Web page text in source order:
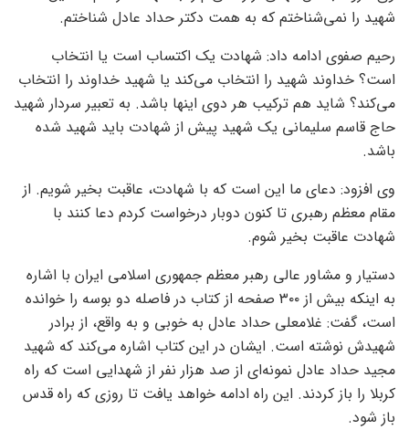
شهید را نمی‌شناختم که به همت دکتر حداد عادل شناختم.
رحیم صفوی ادامه داد: شهادت یک اکتساب است یا انتخاب
است؟ خداوند شهید را انتخاب می‌کند یا شهید خداوند را انتخاب
می‌کند؟ شاید هم ترکیب هر دوی اینها باشد. به تعبیر سردار شهید
حاج قاسم سلیمانی یک شهید پیش از شهادت باید شهید شده
باشد.
وی افزود: دعای ما این است که با شهادت، عاقبت بخیر شویم. از
مقام معظم رهبری تا کنون دوبار درخواست کردم دعا کنند با
شهادت عاقبت بخیر شوم.
دستیار و مشاور عالی رهبر معظم جمهوری اسلامی ایران با اشاره
به اینکه بیش از ۳۰۰ صفحه از کتاب در فاصله دو بوسه را خوانده
است، گفت: غلامعلی حداد عادل به خوبی و به واقع، از برادر
شهیدش نوشته است. ایشان در این کتاب اشاره می‌کند که شهید
مجید حداد عادل نمونه‌ای از صد هزار نفر از شهدایی است که راه
کربلا را باز کردند. این راه ادامه خواهد یافت تا روزی که راه قدس
باز شود.